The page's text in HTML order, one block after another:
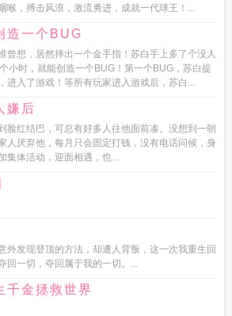
喉，搏击风浪，激流勇进，成就一代球王！...
造一个BUG
曾想，居然摔出一个金手指！苏白手上多了个没人
小时，就能创造一个BUG！第一个BUG，苏白提
进入了游戏！等所有玩家进入游戏后，苏白...
嫌后
脸红结巴，可总有好多人往他面前凑。没想到一朝
人厌弃他，每月只会固定打钱，没有电话问候，身
集体活动，迎面相遇，也...
外发现登顶的方法，却遭人背叛，这一次我重生回
回一切，夺回属于我的一切。...
千金拯救世界